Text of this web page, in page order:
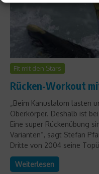
Fit mit den Stars
Rücken-Workout
„Beim Kanuslalom lasten
Oberkörper. Deshalb ist
Eine super Rückenübung
Varianten“, sagt Stefan
Dritte von 2004 seine
Weiterlesen